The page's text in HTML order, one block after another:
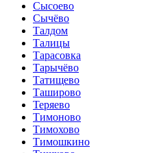
Сысоево
Сычёво
Талдом
Талицы
Тарасовка
Тарычёво
Татищево
Таширово
Теряево
Тимоново
Тимохово
Тимошкино